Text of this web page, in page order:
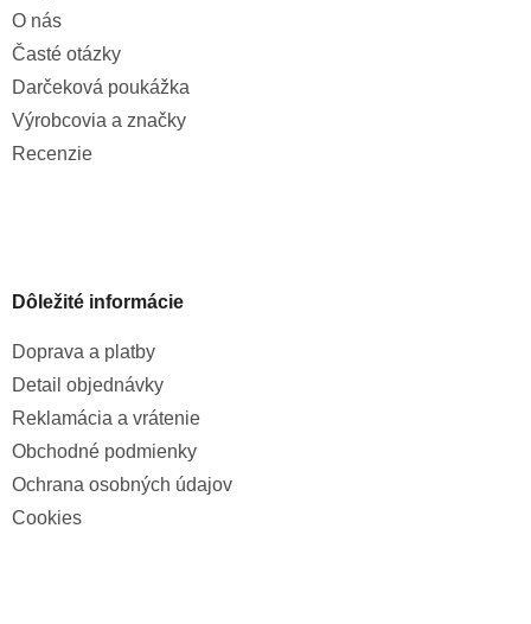
O nás
Časté otázky
Darčeková poukážka
Výrobcovia a značky
Recenzie
Dôležité informácie
Doprava a platby
Detail objednávky
Reklamácia a vrátenie
Obchodné podmienky
Ochrana osobných údajov
Cookies